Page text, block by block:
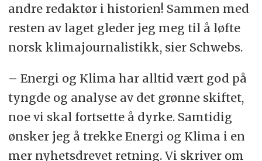
andre redaktør i historien! Sammen med
resten av laget gleder jeg meg til å løfte
norsk klimajournalistikk, sier Schwebs.
– Energi og Klima har alltid vært god på
tyngde og analyse av det grønne skiftet,
noe vi skal fortsette å dyrke. Samtidig
ønsker jeg å trekke Energi og Klima i en
mer nyhetsdrevet retning. Vi skriver om